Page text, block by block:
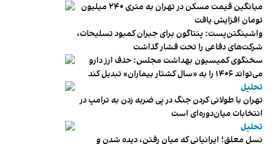
میانگین قیمت مسکن در تهران به متری ۲۴۰ میلیون
تومان افزایش یافت
واشینگتن‌پست: پنتاگون برای جبران کمبود تسلیحات،
شرکت‌های دفاعی را تحت فشار گذاشت
سخنگوی کمیسیون بهداشت مجلس: حذف ارز دارو
می‌تواند ۱۴۰۶ را به «سال کشتار بیماران» تبدیل کند
تحلیل
تهران با طولانی کردن جنگ در پی ضربه زدن به ترامپ در
انتخابات میان‌دوره‌ای است
تحلیل
نسل معلق؛ ایرانیانی که میان رفتن، دیده شدن و